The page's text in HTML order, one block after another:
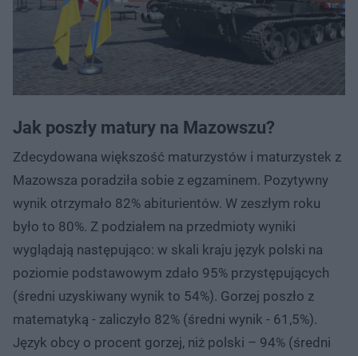
Jak poszły matury na Mazowszu?
Zdecydowana większość maturzystów i maturzystek z
Mazowsza poradziła sobie z egzaminem. Pozytywny
wynik otrzymało 82% abiturientów. W zeszłym roku
było to 80%. Z podziałem na przedmioty wyniki
wyglądają następująco: w skali kraju język polski na
poziomie podstawowym zdało 95% przystępujących
(średni uzyskiwany wynik to 54%). Gorzej poszło z
matematyką - zaliczyło 82% (średni wynik - 61,5%).
Język obcy o procent gorzej, niż polski – 94% (średni